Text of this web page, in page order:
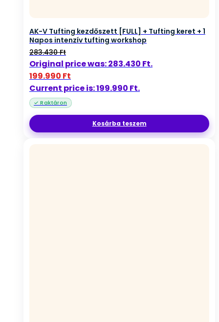
AK-V Tufting kezdőszett [FULL] + Tufting keret + 1
Napos intenzív tufting workshop
283.430Ft
Original price was: 283.430 Ft.
199.990 Ft
Current price is: 199.990 Ft.
Kosárba teszem